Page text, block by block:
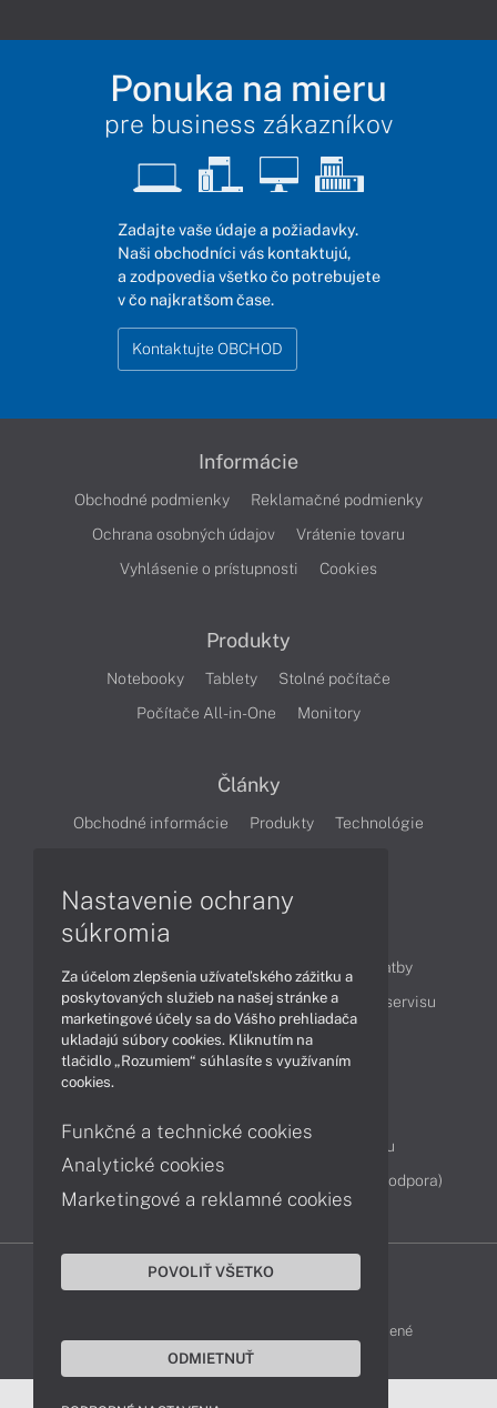
Ponuka na mieru
pre business zákazníkov
Zadajte vaše údaje a požiadavky.
Naši obchodníci vás kontaktujú,
a zodpovedia všetko čo potrebujete
v čo najkratšom čase.
Kontaktujte OBCHOD
Informácie
Obchodné podmienky
Reklamačné podmienky
Ochrana osobných údajov
Vrátenie tovaru
Vyhlásenie o prístupnosti
Cookies
Produkty
Notebooky Tablety
Stolné počítače
Počítače All-in-One
Monitory
Články
Obchodné informácie Produkty
Technológie
Ako nakupovať
Možnosti doručenia a platby
Podpora a servis
Servisné služby Cenník servisu
Kontakty
Reklamácia tovaru
Diagnostiky online
TeamViewer (vzdialená podpora)
DELL-SHOP © 2011 - 2026 Všetky práva vyhradené
Nastavenie ochrany
súkromia
Za účelom zlepšenia užívateľského zážitku a
poskytovaných služieb na našej stránke a
marketingové účely sa do Vášho prehliadača
ukladajú súbory cookies. Kliknutím na
tlačidlo „Rozumiem“ súhlasíte s využívaním
cookies.
Funkčné a technické cookies
Analytické cookies
Marketingové a reklamné cookies
POVOLIŤ VŠETKO
ODMIETNUŤ